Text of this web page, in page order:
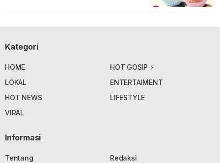
Kategori
HOME
HOT GOSIP ⚡
LOKAL
ENTERTAIMENT
HOT NEWS
LIFESTYLE
VIRAL
Informasi
Tentang
Redaksi